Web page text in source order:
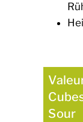
Sour